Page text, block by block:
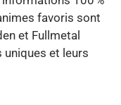
favoris sont
et Fullmetal
uniques et leurs